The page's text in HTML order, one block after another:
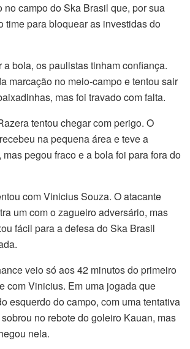
no campo do Ska Brasil que, por sua
time para bloquear as investidas do
a bola, os paulistas tinham confiança.
marcação no meio-campo e tentou sair
mas foi travado com falta.
tentou chegar com perigo. O
na pequena área e teve a
pegou fraco e a bola foi para fora do
com Vinicius Souza. O atacante
um com o zagueiro adversário, mas
fácil para a defesa do Ska Brasil
veio só aos 42 minutos do primeiro
com Vinicius. Em uma jogada que
esquerdo do campo, com uma tentativa
no rebote do goleiro Kauan, mas
nela.